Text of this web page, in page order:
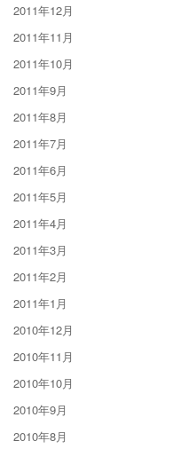
2011年12月
2011年11月
2011年10月
2011年9月
2011年8月
2011年7月
2011年6月
2011年5月
2011年4月
2011年3月
2011年2月
2011年1月
2010年12月
2010年11月
2010年10月
2010年9月
2010年8月